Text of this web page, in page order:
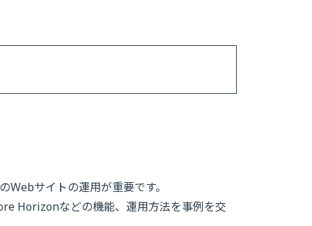
サイトの運用が重要です。
Horizonなどの機能、運用方法を事例を交